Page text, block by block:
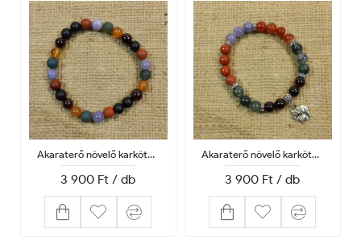
Akaraterő növelő karkötő férfiaknak
3 900 Ft / db
Akaraterő növelő karkötő strassz rondellával
3 900 Ft / db